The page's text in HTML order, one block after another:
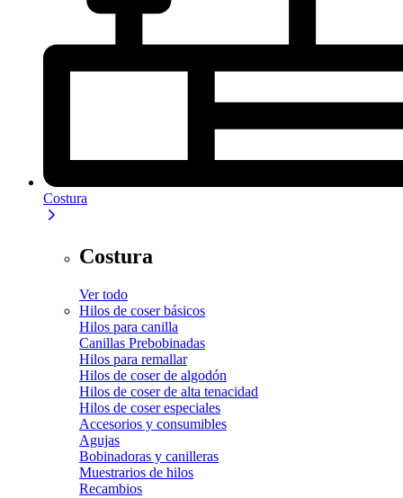
Costura
Costura
Ver todo
Hilos de coser básicos
Hilos para canilla
Canillas Prebobinadas
Hilos para remallar
Hilos de coser de algodón
Hilos de coser de alta tenacidad
Hilos de coser especiales
Accesorios y consumibles
Agujas
Bobinadoras y canilleras
Muestrarios de hilos
Recambios